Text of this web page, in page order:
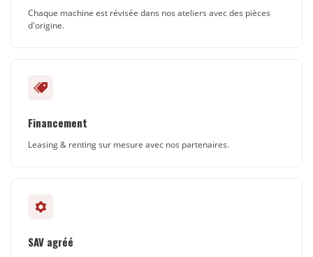
Chaque machine est révisée dans nos ateliers avec des pièces
d'origine.
Financement
Leasing & renting sur mesure avec nos partenaires.
SAV agréé